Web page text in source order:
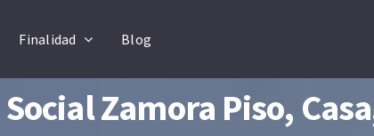
Finalidad Blog
Zamora Piso,